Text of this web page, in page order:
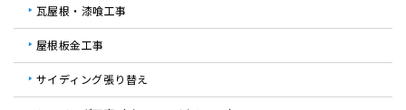
瓦屋根・漆喰工事
屋根板金工事
サイディング張り替え